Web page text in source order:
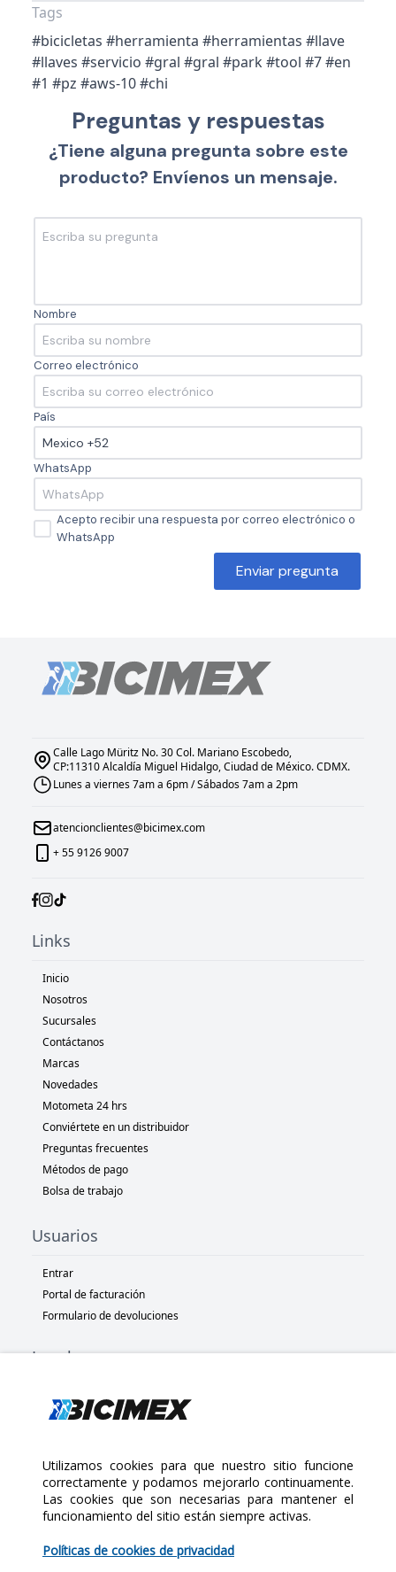
$235.00
Tags
#bicicletas #herramienta #herramientas #llave
#llaves #servicio #gral #gral #park #tool #7 #en
#1 #pz #aws-10 #chi
Preguntas y respuestas
¿Tiene alguna pregunta sobre este
producto? Envíenos un mensaje.
Nombre
Correo electrónico
País
WhatsApp
Acepto recibir una respuesta por correo electrónico o
WhatsApp
Enviar pregunta
Calle Lago Müritz No. 30 Col. Mariano Escobedo,
CP:11310 Alcaldía Miguel Hidalgo, Ciudad de México. CDMX.
Lunes a viernes 7am a 6pm / Sábados 7am a 2pm
atencionclientes@bicimex.com
+ 55 9126 9007
Links
Inicio
Nosotros
Sucursales
Contáctanos
Marcas
Novedades
Motometa 24 hrs
Conviértete en un distribuidor
Preguntas frecuentes
Métodos de pago
Bolsa de trabajo
Usuarios
Entrar
Portal de facturación
Formulario de devoluciones
Legal
Políticas de privacidad
Políticas de devolución
Copyright 2025 Bicimex®. All rights reserved. Today is Domingo,
Agosto 9, 2026
Utilizamos cookies para que nuestro sitio funcione
correctamente y podamos mejorarlo continuamente.
Las cookies que son necesarias para mantener el
funcionamiento del sitio están siempre activas.
Políticas de cookies de privacidad